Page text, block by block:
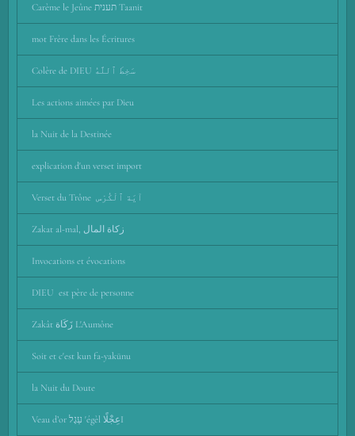
Carème le Jeûne תענית Taanit
mot Frère dans les Écritures
Colère de DIEU سَخِطَ ٱللَّهُ
Les actions aimées par Dieu
la Nuit de la Destinée
explication d'un verset import
Verset du Trône آيَة ٱلْكُرْس
Zakat al-mal, زكاة المال
Invocations et évocations
DIEU est père de personne
Zakât زَكَاة L'Aumône
Soit et c'est kun fa-yakūnu
la Nuit du Doute
Veau d’or עֵגֶל 'égèl عِجْلًاI